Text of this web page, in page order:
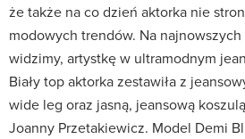
że także na co dzień aktorka nie
modowych trendów. Na
widzimy, artystkę w ultramodnym
Biały top aktorka zestawiła z
wide leg oraz jasną, jeansową
Joanny Przetakiewicz. Model Demi